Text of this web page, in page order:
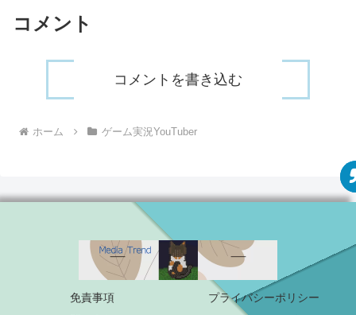
コメント
コメントを書き込む
ホーム ゲーム実況YouTuber
免責事項
プライバシーポリシー